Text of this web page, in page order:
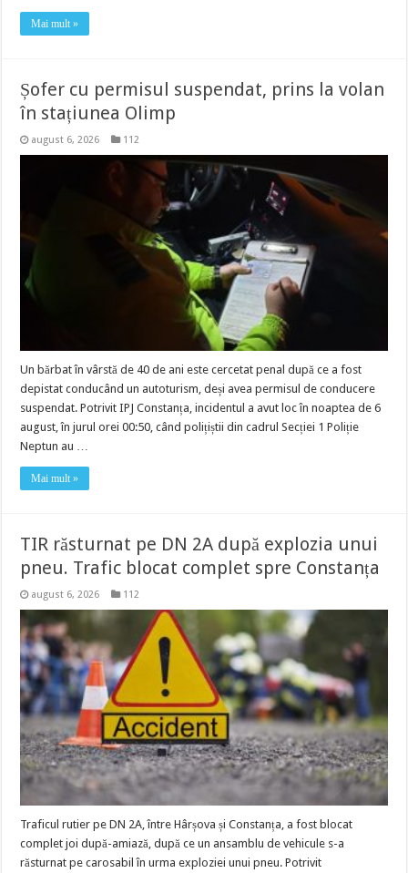
Mai mult »
Șofer cu permisul suspendat, prins la volan
în stațiunea Olimp
august 6, 2026 112
Un bărbat în vârstă de 40 de ani este cercetat penal după ce a fost
depistat conducând un autoturism, deși avea permisul de conducere
suspendat. Potrivit IPJ Constanța, incidentul a avut loc în noaptea de 6
august, în jurul orei 00:50, când polițiștii din cadrul Secției 1 Poliție
Neptun au …
Mai mult »
TIR răsturnat pe DN 2A după explozia unui
pneu. Trafic blocat complet spre Constanța
august 6, 2026 112
Traficul rutier pe DN 2A, între Hârșova și Constanța, a fost blocat
complet joi după-amiază, după ce un ansamblu de vehicule s-a
răsturnat pe carosabil în urma exploziei unui pneu. Potrivit